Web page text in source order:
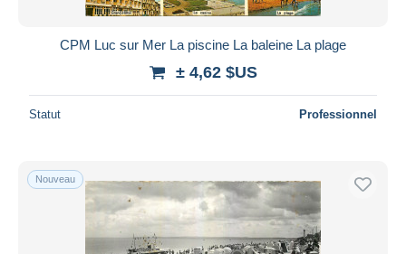
CPM Luc sur Mer La piscine La baleine La plage
± 4,62 $US
Statut Professionnel
Nouveau